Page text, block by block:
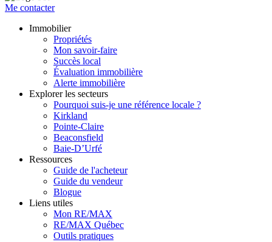
Me contacter
Immobilier
Propriétés
Mon savoir-faire
Succès local
Évaluation immobilière
Alerte immobilière
Explorer les secteurs
Pourquoi suis-je une référence locale ?
Kirkland
Pointe-Claire
Beaconsfield
Baie-D’Urfé
Ressources
Guide de l'acheteur
Guide du vendeur
Blogue
Liens utiles
Mon RE/MAX
RE/MAX Québec
Outils pratiques